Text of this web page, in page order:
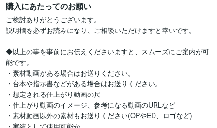
購入にあたってのお願い
ご検討ありがとうございます。
説明欄を必ずお読みになり、ご相談いただけますと幸いです。
◆以上の事を事前にお伝えくださいますと、スムーズにご案内が可
能です。
・素材動画がある場合はお送りください。
・台本や指示書などがある場合はお送りください。
・想定される仕上がり動画の尺
・仕上がり動画のイメージ、参考になる動画のURLなど
・素材動画以外の素材もお送りください(OPやED、ロゴなど)